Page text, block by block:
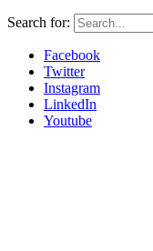
Search for:
Facebook
Twitter
Instagram
LinkedIn
Youtube